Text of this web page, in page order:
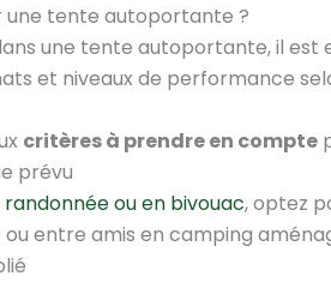
une tente autoportante ?
une tente autoportante, il est
et niveaux de performance
critères à prendre en compte
prévu
randonnée ou en bivouac, optez
entre amis en camping